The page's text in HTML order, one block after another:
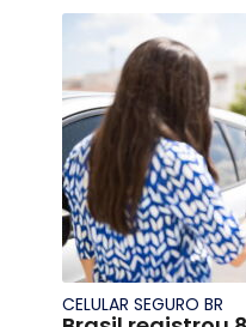
CELULAR SEGURO BR